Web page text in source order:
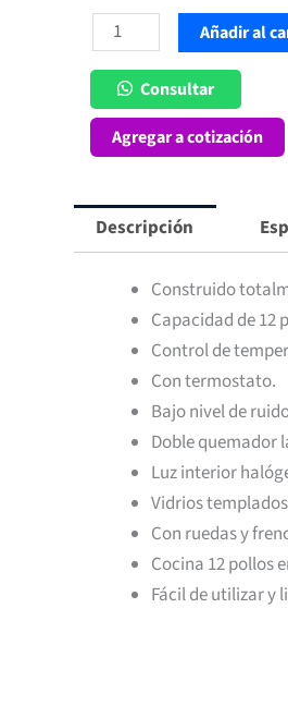
Asadora
de
Pollos
a
Gas
Frioval
cantidad
Añadir al
Consultar
Agregar a cotización
Descripción
Construido
Capacidad de 12
Control de
Con termostato.
Bajo nivel de
Doble quemador
Luz interior
Vidrios
Con ruedas y
Cocina 12 pollos
Fácil de utilizar y